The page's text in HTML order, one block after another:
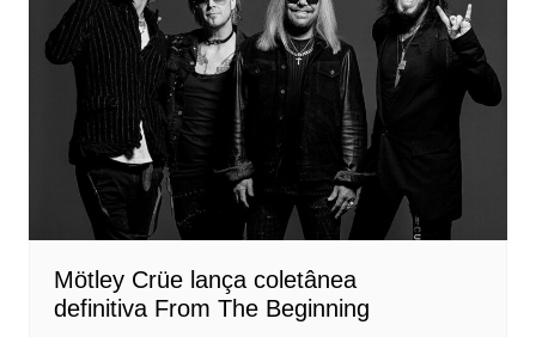
Mötley Crüe lança coletânea
definitiva From The Beginning